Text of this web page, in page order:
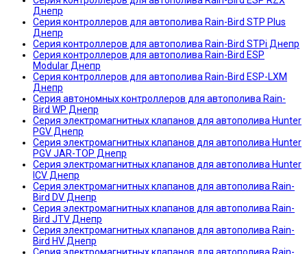
Днепр
Серия контроллеров для автополива Rain-Bird STP Plus
Днепр
Серия контроллеров для автополива Rain-Bird STPi Днепр
Серия контроллеров для автополива Rain-Bird ESP
Modular Днепр
Серия контроллеров для автополива Rain-Bird ESP-LXM
Днепр
Серия автономных контроллеров для автополива Rain-
Bird WP Днепр
Серия электромагнитных клапанов для автополива Hunter
PGV Днепр
Серия электромагнитных клапанов для автополива Hunter
PGV JAR-TOP Днепр
Серия электромагнитных клапанов для автополива Hunter
ICV Днепр
Серия электромагнитных клапанов для автополива Rain-
Bird DV Днепр
Серия электромагнитных клапанов для автополива Rain-
Bird JTV Днепр
Серия электромагнитных клапанов для автополива Rain-
Bird HV Днепр